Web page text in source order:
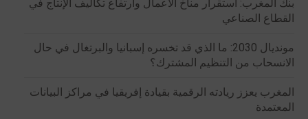
بنك المغرب: استقرار مناخ الأعمال وارتفاع تكاليف الإنتاج في
القطاع الصناعي
مونديال 2030: ما الذي قد تخسره إسبانيا والبرتغال في حال
الانسحاب من التنظيم المشترك؟
المغرب يعزز ريادته الرقمية بقيادة إفريقيا في مراكز البيانات
المعتمدة